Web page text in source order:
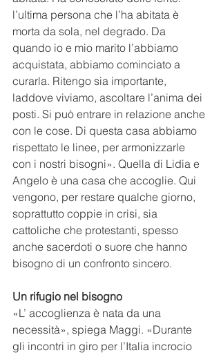
l’ultima persona che l’ha abitata è
morta da sola, nel degrado. Da
quando io e mio marito l’abbiamo
acquistata, abbiamo cominciato a
curarla. Ritengo sia importante,
laddove viviamo, ascoltare l’anima dei
posti. Si può entrare in relazione anche
con le cose. Di questa casa abbiamo
rispettato le linee, per armonizzarle
con i nostri bisogni». Quella di Lidia e
Angelo è una casa che accoglie. Qui
vengono, per restare qualche giorno,
soprattutto coppie in crisi, sia
cattoliche che protestanti, spesso
anche sacerdoti o suore che hanno
bisogno di un confronto sincero.
Un rifugio nel bisogno
«L’ accoglienza è nata da una
necessità», spiega Maggi. «Durante
gli incontri in giro per l’Italia incrocio